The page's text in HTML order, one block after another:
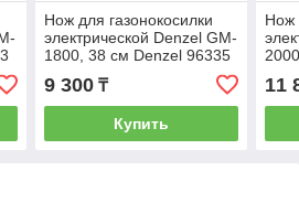
Нож для газонокосилки
электрической Denzel GM-
1800, 38 см Denzel 96335
9 300₸
Купить
Нож
11